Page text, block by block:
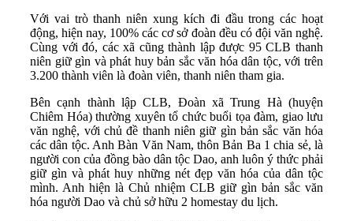
Với vai trò thanh niên xung kích đi đầu trong các hoạt
động, hiện nay, 100% các cơ sở đoàn đều có đội văn nghệ.
Cùng với đó, các xã cũng thành lập được 95 CLB thanh
niên giữ gìn và phát huy bản sắc văn hóa dân tộc, với trên
3.200 thành viên là đoàn viên, thanh niên tham gia.
Bên cạnh thành lập CLB, Đoàn xã Trung Hà (huyện
Chiêm Hóa) thường xuyên tổ chức buổi tọa đàm, giao lưu
văn nghệ, với chủ đề thanh niên giữ gìn bản sắc văn hóa
các dân tộc. Anh Bàn Văn Nam, thôn Bản Ba 1 chia sẻ, là
người con của đồng bào dân tộc Dao, anh luôn ý thức phải
giữ gìn và phát huy những nét đẹp văn hóa của dân tộc
mình. Anh hiện là Chủ nhiệm CLB giữ gìn bản sắc văn
hóa người Dao và chủ sở hữu 2 homestay du lịch.